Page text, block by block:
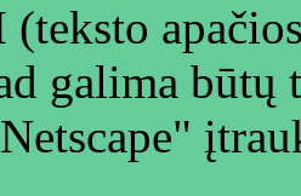
galima